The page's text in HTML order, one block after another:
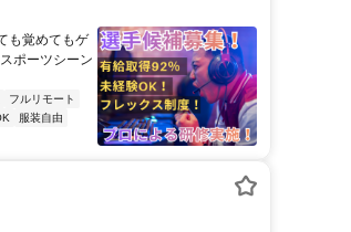
も覚めてもゲ
ポーツシーン
フルリモート
服装自由